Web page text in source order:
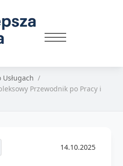
Przewodnik po Pracy i
14.10.2025